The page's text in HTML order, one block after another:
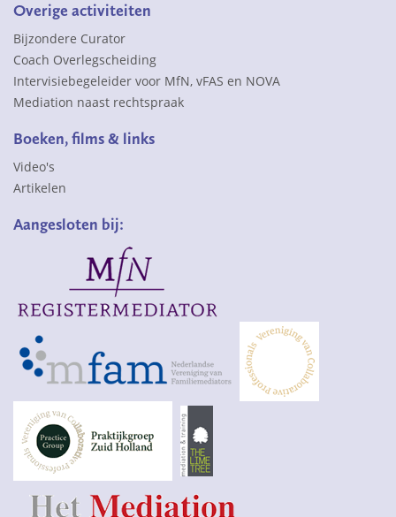
Overige activiteiten
Bijzondere Curator
Coach Overlegscheiding
Intervisiebegeleider voor MfN, vFAS en NOVA
Mediation naast rechtspraak
Boeken, films & links
Video's
Artikelen
Aangesloten bij: